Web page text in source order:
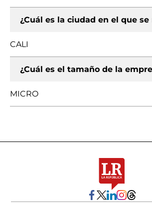
¿Cuál es la ciudad en el que se
CALI
¿Cuál es el tamaño de la
MICRO